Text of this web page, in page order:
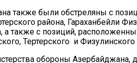
также были обстреляны с
района, Гараханбейли
а также с позиций,
Тертерского и
обороны